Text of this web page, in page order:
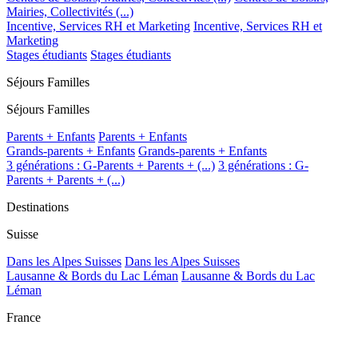
Mairies, Collectivités (...)
Incentive, Services RH et Marketing Incentive, Services RH et
Marketing
Stages étudiants Stages étudiants
Séjours Familles
Séjours Familles
Parents + Enfants Parents + Enfants
Grands-parents + Enfants Grands-parents + Enfants
3 générations : G-Parents + Parents + (...) 3 générations : G-
Parents + Parents + (...)
Destinations
Suisse
Dans les Alpes Suisses Dans les Alpes Suisses
Lausanne & Bords du Lac Léman Lausanne & Bords du Lac
Léman
France